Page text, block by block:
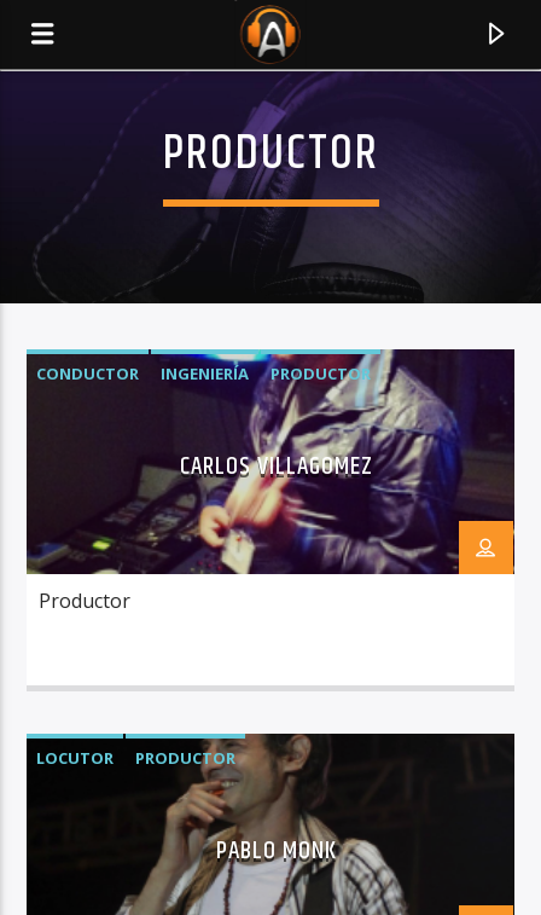
PRODUCTOR
CONDUCTOR INGENIERÍA PRODUCTOR
CARLOS VILLAGOMEZ
Productor
LOCUTOR PRODUCTOR
PABLO MONK